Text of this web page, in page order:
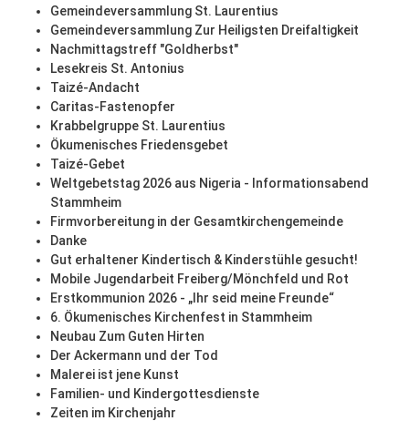
Gemeindeversammlung St. Laurentius
Gemeindeversammlung Zur Heiligsten Dreifaltigkeit
Nachmittagstreff "Goldherbst"
Lesekreis St. Antonius
Taizé-Andacht
Caritas-Fastenopfer
Krabbelgruppe St. Laurentius
Ökumenisches Friedensgebet
Taizé-Gebet
Weltgebetstag 2026 aus Nigeria - Informationsabend
Stammheim
Firmvorbereitung in der Gesamtkirchengemeinde
Danke
Gut erhaltener Kindertisch & Kinderstühle gesucht!
Mobile Jugendarbeit Freiberg/Mönchfeld und Rot
Erstkommunion 2026 - „Ihr seid meine Freunde“
6. Ökumenisches Kirchenfest in Stammheim
Neubau Zum Guten Hirten
Der Ackermann und der Tod
Malerei ist jene Kunst
Familien- und Kindergottesdienste
Zeiten im Kirchenjahr